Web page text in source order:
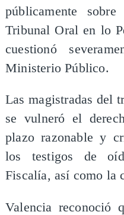
públicamente
Tribunal Oral en lo
cuestionó
Ministerio Público.
Las magistradas del
se vulneró el
plazo razonable y
los testigos de
Fiscalía, así como la
Valencia reconoció